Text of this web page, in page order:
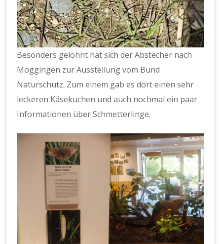
Besonders gelohnt hat sich der Abstecher nach
Möggingen zur Ausstellung vom Bund
Naturschutz. Zum einem gab es dort einen sehr
leckeren Käsekuchen und auch nochmal ein paar
Informationen über Schmetterlinge.